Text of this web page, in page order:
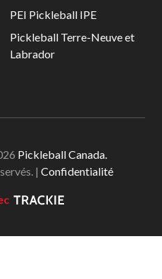
PEI Pickleball IPE
Pickleball Terre-Neuve et
Labrador
Pickleball Canada.
| Confidentialité